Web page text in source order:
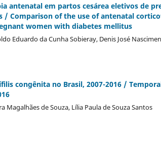
antenatal em partos cesárea eletivos de
/ Comparison of the use of antenatal
women with diabetes mellitus
Eduardo da Cunha Sobieray, Denis José
congênita no Brasil, 2007-2016 /
de Souza, Lí­lia Paula de Souza Santos